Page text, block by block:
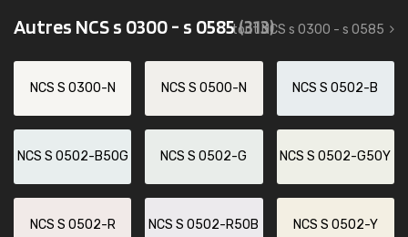
Autres NCS s 0300 - s 0585(313)
tout NCS s 0300 - s 0585
NCS S 0300-N NCS S 0500-N NCS S 0502-B
NCS S 0502-B50G NCS S 0502-G NCS S 0502-G50Y
NCS S 0502-R NCS S 0502-R50B NCS S 0502-Y